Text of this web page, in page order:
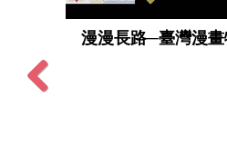
漫漫長路─臺灣漫